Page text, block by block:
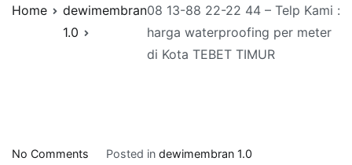
Home
dewimembran
1.0
08 13-88 22-22 44 – Telp Kami :
harga waterproofing per meter
di Kota TEBET TIMUR
No Comments Posted in dewimembran 1.0